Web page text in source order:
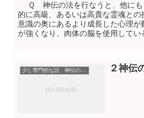
Ｑ 神伝の法を行なうと、他に
的に高級、あるいは高貴な霊魂と
意識の奥にあるより成長した心理
が強くなり、肉体の脳を使用してい
少し専門的な話 神伝の法についてのＱ＆Ａ ２神伝